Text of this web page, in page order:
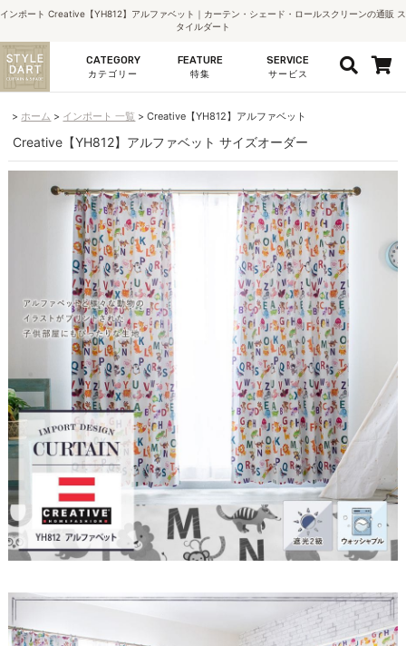
インポート Creative【YH812】アルファベット｜カーテン・シェード・ロールスクリーンの通販 ス
タイルダート
CATEGORY
カテゴリー
FEATURE
特集
SERVICE
サービス
ホーム インポート 一覧 Creative【YH812】アルファベット
Creative【YH812】アルファベット サイズオーダー